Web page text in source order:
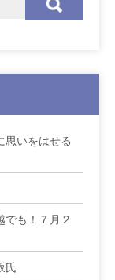
思いをはせる
も！７月２
氏